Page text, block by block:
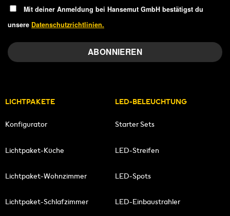
Mit deiner Anmeldung bei Hansemut GmbH bestätigst du
unsere Datenschutzrichtlinien.
LICHTPAKETE
Konfigurator
Lichtpaket-Küche
Lichtpaket-Wohnzimmer
Lichtpaket-Schlafzimmer
LED-BELEUCHTUNG
Starter Sets
LED-Streifen
LED-Spots
LED-Einbaustrahler